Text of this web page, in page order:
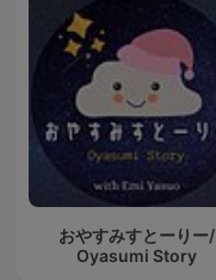
おやすみすとーりー/
Oyasumi Story